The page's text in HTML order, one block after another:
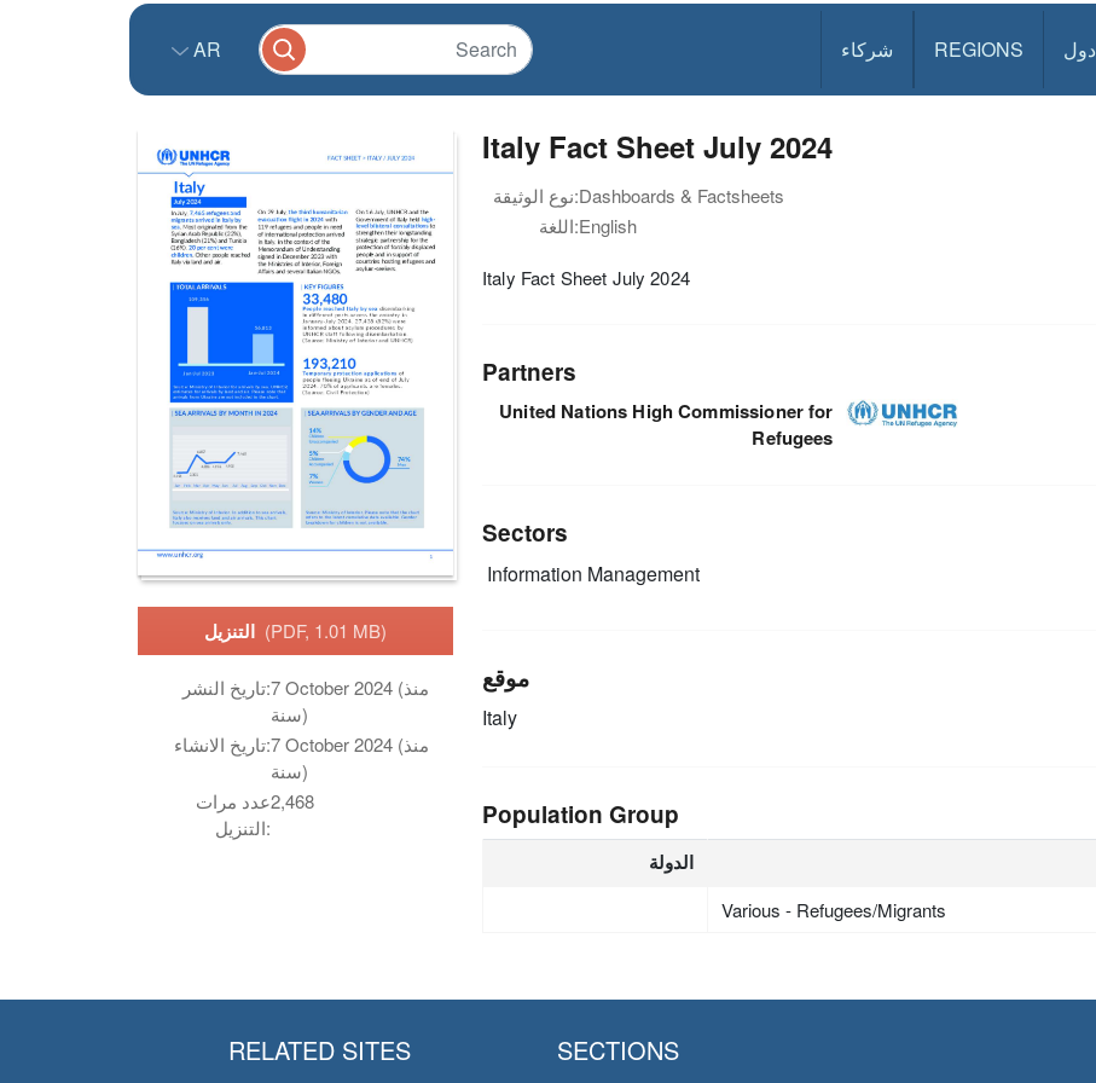
دول REGIONS شركاء AR
(PDF, 1.01 MB)
تاريخ النشر:7 October 2024 (منذ
سنة)
تاريخ الانشاء:7 October 2024 (منذ
سنة)
عدد مرات
التنزيل:
2,468
Italy Fact Sheet July 2024
نوع الوثيقة:Dashboards & Factsheets
اللغة:English
Italy Fact Sheet July 2024
Partners
United Nations High Commissioner for
Refugees
Sectors
Information Management
موقع
Italy
Population Group
الدولة
Various - Refugees/Migrants
SECTIONS
RELATED SITES